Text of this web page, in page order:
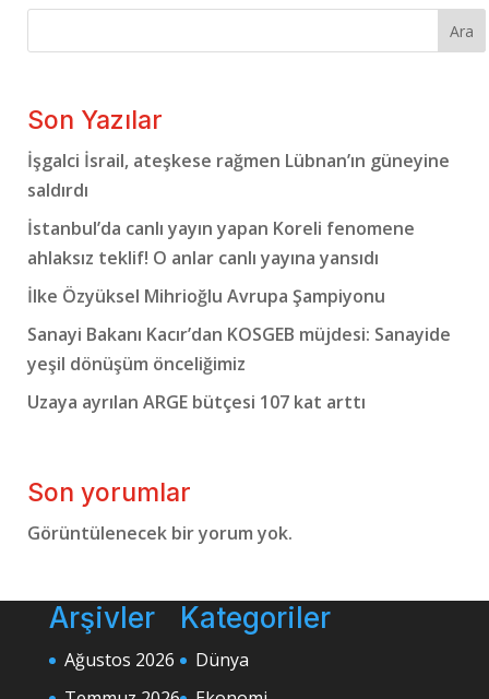
Ara
Son Yazılar
İşgalci İsrail, ateşkese rağmen Lübnan’ın güneyine
saldırdı
İstanbul’da canlı yayın yapan Koreli fenomene
ahlaksız teklif! O anlar canlı yayına yansıdı
İlke Özyüksel Mihrioğlu Avrupa Şampiyonu
Sanayi Bakanı Kacır’dan KOSGEB müjdesi: Sanayide
yeşil dönüşüm önceliğimiz
Uzaya ayrılan ARGE bütçesi 107 kat arttı
Son yorumlar
Görüntülenecek bir yorum yok.
Arşivler
Ağustos 2026
Kategoriler
Dünya